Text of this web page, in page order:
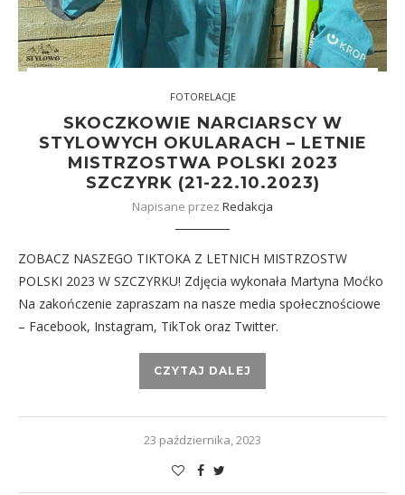
FOTORELACJE
SKOCZKOWIE NARCIARSCY W
STYLOWYCH OKULARACH – LETNIE
MISTRZOSTWA POLSKI 2023
SZCZYRK (21-22.10.2023)
Napisane przez Redakcja
ZOBACZ NASZEGO TIKTOKA Z LETNICH MISTRZOSTW
POLSKI 2023 W SZCZYRKU! Zdjęcia wykonała Martyna Moćko
Na zakończenie zapraszam na nasze media społecznościowe
– Facebook, Instagram, TikTok oraz Twitter.
CZYTAJ DALEJ
23 października, 2023